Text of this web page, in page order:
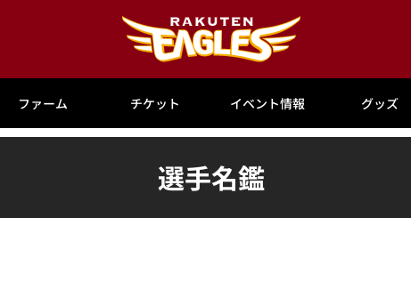
ファーム チケット イベント情報 グッズ
選手名鑑